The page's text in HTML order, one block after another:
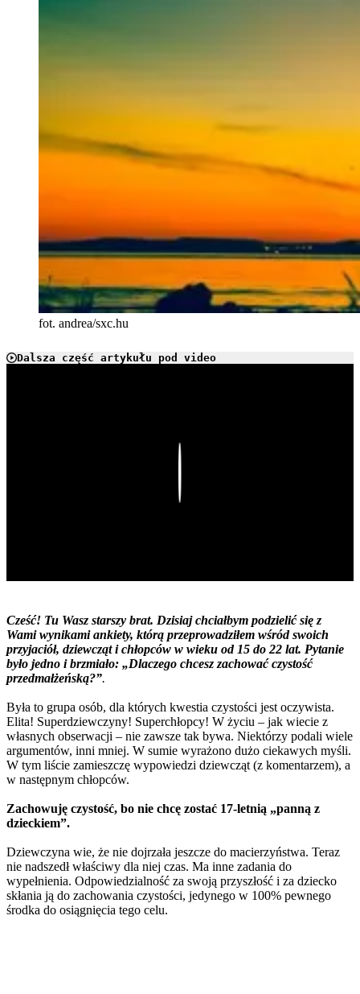
fot. andrea/sxc.hu
Dalsza część artykułu pod video
Cześć! Tu Wasz starszy brat. Dzisiaj chciałbym podzielić się z
Wami wynikami ankiety, którą przeprowadziłem wśród swoich
przyjaciół, dziewcząt i chłopców w wieku od 15 do 22 lat. Pytanie
było jedno i brzmiało: „Dlaczego chcesz zachować czystość
przedmałżeńską?”.
Była to grupa osób, dla których kwestia czystości jest oczywista.
Elita! Superdziewczyny! Superchłopcy! W życiu – jak wiecie z
własnych obserwacji – nie zawsze tak bywa. Niektórzy podali wiele
argumentów, inni mniej. W sumie wyrażono dużo ciekawych myśli.
W tym liście zamieszczę wypowiedzi dziewcząt (z komentarzem), a
w następnym chłopców.
Zachowuję czystość, bo nie chcę zostać 17-letnią „panną z
dzieckiem”.
Dziewczyna wie, że nie dojrzała jeszcze do macierzyństwa. Teraz
nie nadszedł właściwy dla niej czas. Ma inne zadania do
wypełnienia. Odpowiedzialność za swoją przyszłość i za dziecko
skłania ją do zachowania czystości, jedynego w 100% pewnego
środka do osiągnięcia tego celu.